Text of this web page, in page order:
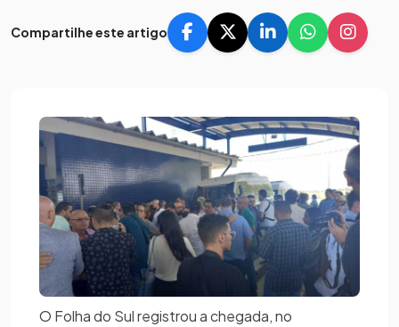
Compartilhe este artigo
O Folha do Sul registrou a chegada, no